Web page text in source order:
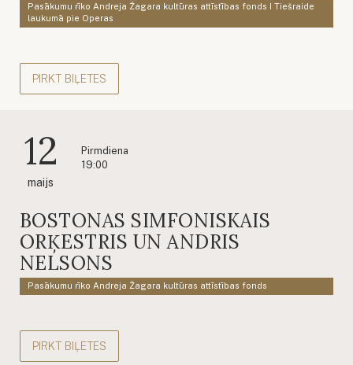
Pasākumu rīko Andreja Žagara kultūras attīstības fonds I Tiešraide
laukumā pie Operas
PIRKT BIĻETES
12
maijs
Pirmdiena
19:00
BOSTONAS SIMFONISKAIS
ORĶESTRIS UN ANDRIS
NELSONS
Pasākumu rīko Andreja Žagara kultūras attīstības fonds
PIRKT BIĻETES